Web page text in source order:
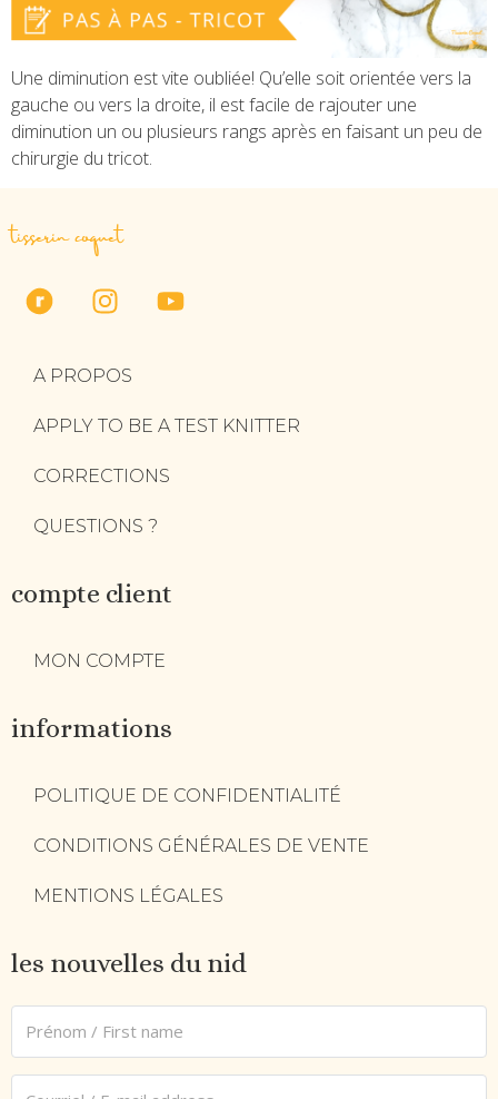
Une diminution est vite oubliée! Qu’elle soit orientée vers la
gauche ou vers la droite, il est facile de rajouter une
diminution un ou plusieurs rangs après en faisant un peu de
chirurgie du tricot.
tisserin coquet
A PROPOS
APPLY TO BE A TEST KNITTER
CORRECTIONS
QUESTIONS ?
compte client
MON COMPTE
informations
POLITIQUE DE CONFIDENTIALITÉ
CONDITIONS GÉNÉRALES DE VENTE
MENTIONS LÉGALES
les nouvelles du nid